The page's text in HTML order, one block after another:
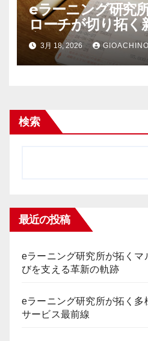
eラーニング研究
ローチが切り拓く
育支援の未来
3月 18, 2026 GIOACHINO
検索
最近の投稿
eラーニング研究所が拓くマ
びを支える革新の軌跡
eラーニング研究所が拓く多
サービス最前線